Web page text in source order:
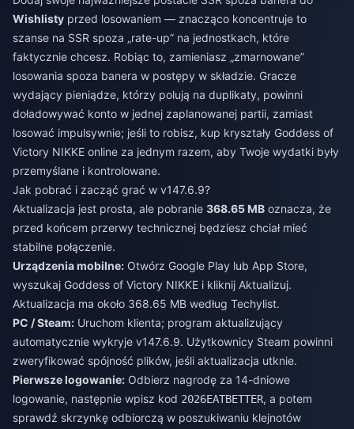
Wishlisty przed losowaniem — znacząco koncentruje to
szanse na SSR spoza „rate-up” na jednostkach, które
faktycznie chcesz. Robiąc to, zamieniasz „zmarnowane”
losowania spoza banera w postępy w składzie. Gracze
wydający pieniądze, którzy polują na duplikaty, powinni
doładowywać konto w jednej zaplanowanej partii, zamiast
losować impulsywnie; jeśli to robisz, kup kryształy Goddess of
Victory NIKKE online za jednym razem, aby Twoje wydatki były
przemyślane i kontrolowane.
Jak pobrać i zacząć grać w v147.6.9?
Aktualizacja jest prosta, ale pobranie 368.65 MB oznacza, że
przed końcem przerwy technicznej będziesz chciał mieć
stabilne połączenie.
Urządzenia mobilne: Otwórz Google Play lub App Store,
wyszukaj Goddess of Victory NIKKE i kliknij Aktualizuj.
Aktualizacja ma około 368.65 MB według Techylist.
PC / Steam: Uruchom klienta; program aktualizujący
automatycznie wykryje v147.6.9. Użytkownicy Steam powinni
zweryfikować spójność plików, jeśli aktualizacja utknie.
Pierwsze logowanie: Odbierz nagrodę za 14-dniowe
logowanie, następnie wpisz kod 2026EATBETTER, a potem
sprawdź skrzynkę odbiorczą w poszukiwaniu klejnotów